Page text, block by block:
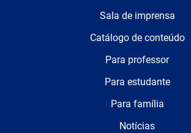
Sala de imprensa
Catálogo de conteúdo
Para professor
Para estudante
Para família
Notícias